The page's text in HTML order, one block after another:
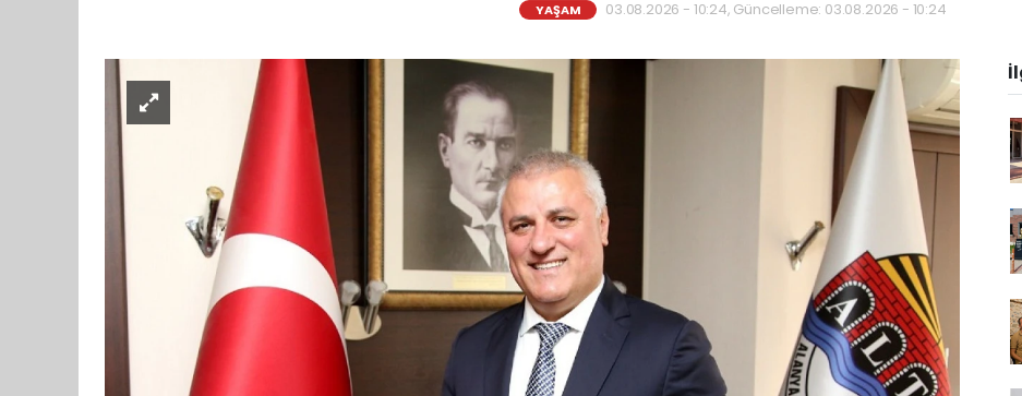
YAŞAM 03.08.2026 - 10:24, Güncelleme: 03.08.2026 - 10:24